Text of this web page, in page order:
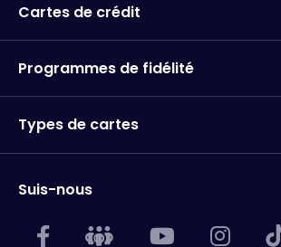
Cartes de crédit
Programmes de fidélité
Types de cartes
Suis-nous